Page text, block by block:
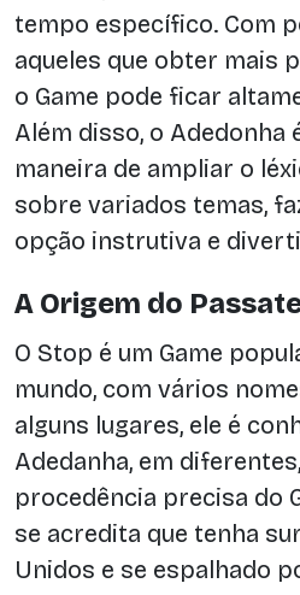
tempo específico. Com
aqueles que obter mais
o Game pode ficar
Além disso, o Adedonha
maneira de ampliar o
sobre variados temas,
opção instrutiva e
A Origem do
O Stop é um Game
mundo, com vários
alguns lugares, ele é
Adedanha, em
procedência precisa do
se acredita que tenha
Unidos e se espalhado